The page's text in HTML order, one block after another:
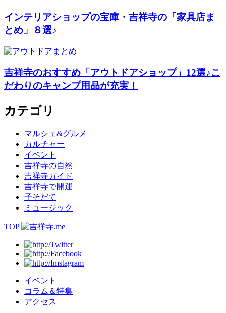
インテリアショップの宝庫・吉祥寺の「家具店ま
とめ」８選♪
吉祥寺のおすすめ「アウトドアショップ」12選♪こ
だわりのキャンプ用品が充実！
カテゴリ
マルシェ&グルメ
カルチャー
イベント
吉祥寺の自然
吉祥寺ガイド
吉祥寺で開運
子そだて
ミュージック
TOP
イベント
コラム＆特集
アクセス